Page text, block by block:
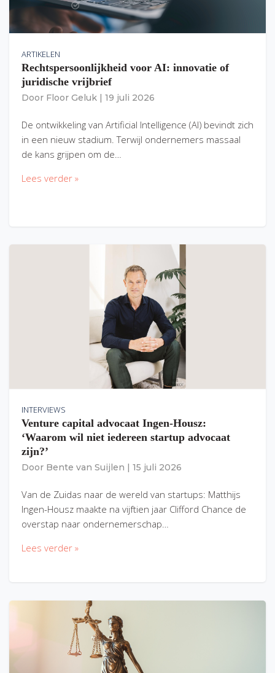
ARTIKELEN
Rechtspersoonlijkheid voor AI: innovatie of
juridische vrijbrief
Door Floor Geluk 19 juli 2026
De ontwikkeling van Artificial Intelligence (AI) bevindt zich
in een nieuw stadium. Terwijl ondernemers massaal
de kans grijpen om de…
Lees verder »
INTERVIEWS
Venture capital advocaat Ingen-Housz:
‘Waarom wil niet iedereen startup advocaat
zijn?’
Door Bente van Suijlen 15 juli 2026
Van de Zuidas naar de wereld van startups: Matthijs
Ingen-Housz maakte na vijftien jaar Clifford Chance de
overstap naar ondernemerschap…
Lees verder »